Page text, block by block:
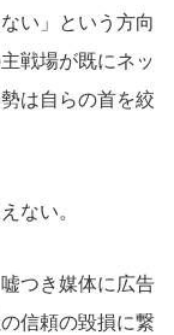
い」という方向
戦場が既にネッ
は自らの首を絞
ない。
つき媒体に広告
信頼の毀損に繋